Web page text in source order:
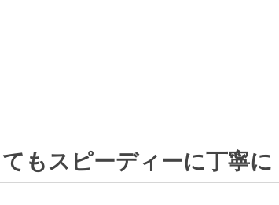
もスピーディーに丁寧に